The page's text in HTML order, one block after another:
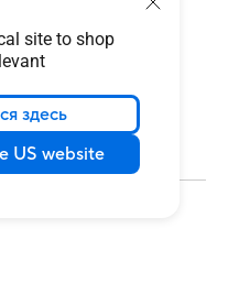
site to shop
здесь
US website